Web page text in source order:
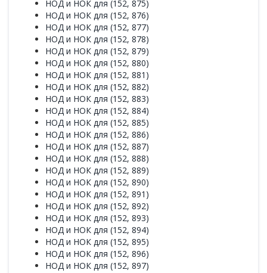
НОД и НОК для (152, 875)
НОД и НОК для (152, 876)
НОД и НОК для (152, 877)
НОД и НОК для (152, 878)
НОД и НОК для (152, 879)
НОД и НОК для (152, 880)
НОД и НОК для (152, 881)
НОД и НОК для (152, 882)
НОД и НОК для (152, 883)
НОД и НОК для (152, 884)
НОД и НОК для (152, 885)
НОД и НОК для (152, 886)
НОД и НОК для (152, 887)
НОД и НОК для (152, 888)
НОД и НОК для (152, 889)
НОД и НОК для (152, 890)
НОД и НОК для (152, 891)
НОД и НОК для (152, 892)
НОД и НОК для (152, 893)
НОД и НОК для (152, 894)
НОД и НОК для (152, 895)
НОД и НОК для (152, 896)
НОД и НОК для (152, 897)